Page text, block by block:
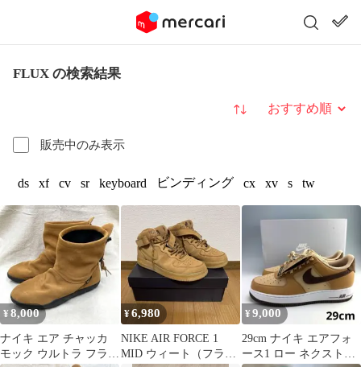
FLUX の検索結果
販売中のみ表示
並び替え
ds xf cv sr keyboard ビンディング cx xv s tw
¥8,000
ナイキ エア チャッカ
モック ウルトラ フラッ
¥6,980
NIKE AIR FORCE 1
MID ウィート（フラッ
¥9,000
29cm ナイキ エアフォ
ース1 ロー ネクストネ